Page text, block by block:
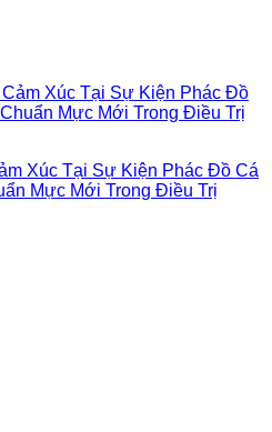
Xúc Tại Sự Kiện Phác Đồ Cá
Mực Mới Trong Điều Trị